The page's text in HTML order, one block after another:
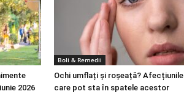
2026
Boli & Remedii
Ochi umflați și roșeață? Afecțiunile
care pot sta în spatele acestor